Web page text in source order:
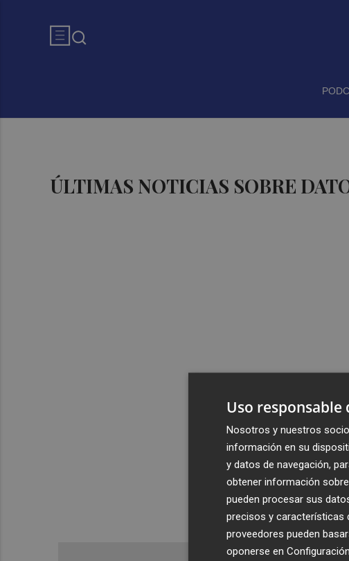
ÚLTIMAS NOTICIAS SOBRE
Uso responsable
Nosotros y nuestros
información en su
y datos de navegación,
obtener información
pueden procesar sus
precisos y características
proveedores pueden
oponerse en